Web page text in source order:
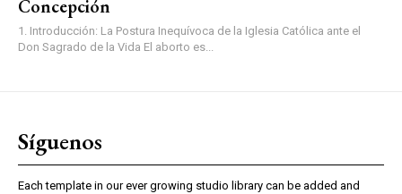
Concepción
1. Introducción: La Postura Inequívoca de la Iglesia Católica ante el
Don Sagrado de la Vida El aborto es...
Síguenos
Each template in our ever growing studio library can be added and